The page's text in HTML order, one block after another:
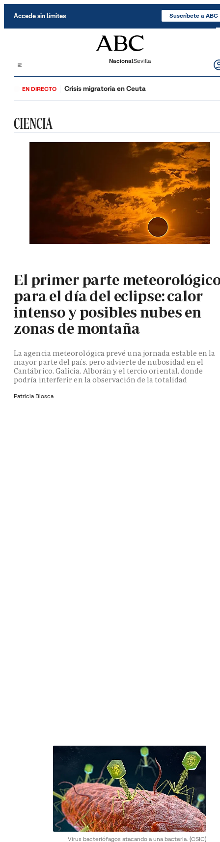
Accede sin límites Suscríbete a ABC
NacionalSevilla
EN DIRECTO Crisis migratoria en Ceuta
CIENCIA
El primer parte
para el día del eclipse: calor
intenso y posibles nubes en
zonas de montaña
La agencia meteorológica prevé una jornada estable en la
mayor parte del país, pero advierte de nubosidad en el
Cantábrico, Galicia, Alborán y el tercio oriental, donde
podría interferir en la observación de la totalidad
Patricia Biosca
Virus bacteriófagos atacando a una bacteria. (CSIC)